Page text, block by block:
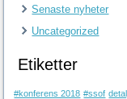
Senaste nyheter
Uncategorized
Etiketter
#konferens 2018 #ssof